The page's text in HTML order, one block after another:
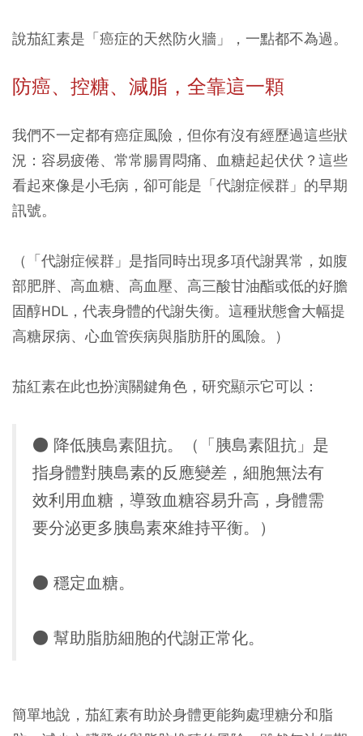
說茄紅素是「癌症的天然防火牆」，一點都不為過。
防癌、控糖、減脂，全靠這一顆
我們不一定都有癌症風險，但你有沒有經歷過這些狀
況：容易疲倦、常常腸胃悶痛、血糖起起伏伏？這些
看起來像是小毛病，卻可能是「代謝症候群」的早期
訊號。
（「代謝症候群」是指同時出現多項代謝異常，如腹
部肥胖、高血糖、高血壓、高三酸甘油酯或低的好膽
固醇HDL，代表身體的代謝失衡。這種狀態會大幅提
高糖尿病、心血管疾病與脂肪肝的風險。）
茄紅素在此也扮演關鍵角色，研究顯示它可以：
● 降低胰島素阻抗。（「胰島素阻抗」是
指身體對胰島素的反應變差，細胞無法有
效利用血糖，導致血糖容易升高，身體需
要分泌更多胰島素來維持平衡。）
● 穩定血糖。
● 幫助脂肪細胞的代謝正常化。
簡單地說，茄紅素有助於身體更能夠處理糖分和脂